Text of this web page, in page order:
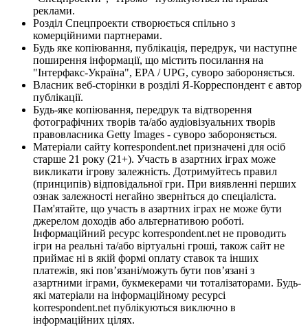
реклами.
Розділ Спецпроекти створюється спільно з
комерційними партнерами.
Будь яке копіювання, публікація, передрук, чи наступне
поширення інформації, що містить посилання на
"Інтерфакс-Україна", EPA / UPG, суворо забороняється.
Власник веб-сторінки в розділі Я-Корреспондент є автор
публікації.
Будь-яке копіювання, передрук та відтворення
фотографічних творів та/або аудіовізуальних творів
правовласника Getty Images - суворо забороняється.
Матеріали сайту korrespondent.net призначені для осіб
старше 21 року (21+). Участь в азартних іграх може
викликати ігрову залежність. Дотримуйтесь правил
(принципів) відповідальної гри. При виявленні перших
ознак залежності негайно зверніться до спеціаліста.
Пам'ятайте, що участь в азартних іграх не може бути
джерелом доходів або альтернативою роботі.
Інформаційний ресурс korrespondent.net не проводить
ігри на реальні та/або віртуальні гроші, також сайт не
приймає ні в якій формі оплату ставок та інших
платежів, які пов’язані/можуть бути пов’язані з
азартними іграми, букмекерами чи тоталізаторами. Будь-
які матеріали на інформаційному ресурсі
korrespondent.net публікуються виключно в
інформаційних цілях.